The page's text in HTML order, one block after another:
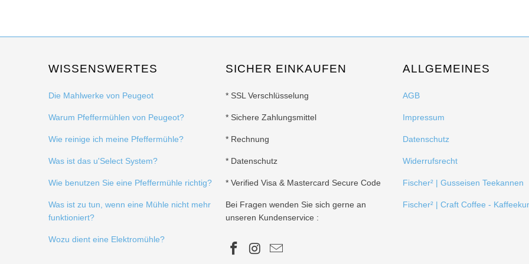
WISSENSWERTES
Die Mahlwerke von Peugeot
Warum Pfeffermühlen von Peugeot?
Wie reinige ich meine Pfeffermühle?
Was ist das u'Select System?
Wie benutzen Sie eine Pfeffermühle richtig?
Was ist zu tun, wenn eine Mühle nicht mehr
funktioniert?
Wozu dient eine Elektromühle?
SICHER EINKAUFEN
* SSL Verschlüsselung
* Sichere Zahlungsmittel
* Rechnung
* Datenschutz
* Verified Visa & Mastercard Secure Code
Bei Fragen wenden Sie sich gerne an
unseren Kundenservice :
ALLGEMEINES
AGB
Impressum
Datenschutz
Widerrufsrecht
Fischer² | Gusseisen Teekannen
Fischer² | Craft Coffee -